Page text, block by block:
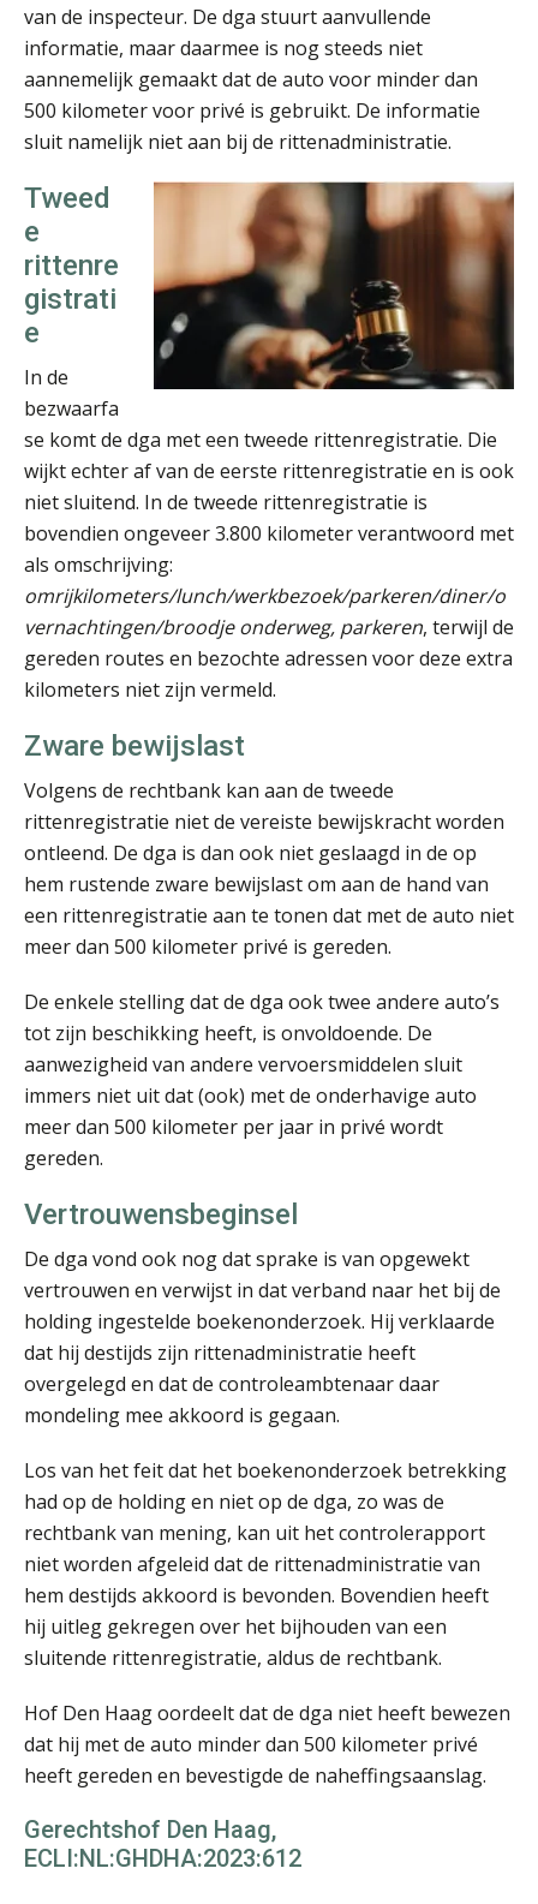
van de inspecteur. De dga stuurt aanvullende
informatie, maar daarmee is nog steeds niet
aannemelijk gemaakt dat de auto voor minder dan
500 kilometer voor privé is gebruikt. De informatie
sluit namelijk niet aan bij de rittenadministratie.
Tweed
e
rittenre
gistrati
e
In de
bezwaarfa
se komt de dga met een tweede rittenregistratie. Die
wijkt echter af van de eerste rittenregistratie en is ook
niet sluitend. In de tweede rittenregistratie is
bovendien ongeveer 3.800 kilometer verantwoord met
als omschrijving:
omrijkilometers/lunch/werkbezoek/parkeren/diner/o
vernachtingen/broodje onderweg, parkeren, terwijl de
gereden routes en bezochte adressen voor deze extra
kilometers niet zijn vermeld.
Zware bewijslast
Volgens de rechtbank kan aan de tweede
rittenregistratie niet de vereiste bewijskracht worden
ontleend. De dga is dan ook niet geslaagd in de op
hem rustende zware bewijslast om aan de hand van
een rittenregistratie aan te tonen dat met de auto niet
meer dan 500 kilometer privé is gereden.
De enkele stelling dat de dga ook twee andere auto’s
tot zijn beschikking heeft, is onvoldoende. De
aanwezigheid van andere vervoersmiddelen sluit
immers niet uit dat (ook) met de onderhavige auto
meer dan 500 kilometer per jaar in privé wordt
gereden.
Vertrouwensbeginsel
De dga vond ook nog dat sprake is van opgewekt
vertrouwen en verwijst in dat verband naar het bij de
holding ingestelde boekenonderzoek. Hij verklaarde
dat hij destijds zijn rittenadministratie heeft
overgelegd en dat de controleambtenaar daar
mondeling mee akkoord is gegaan.
Los van het feit dat het boekenonderzoek betrekking
had op de holding en niet op de dga, zo was de
rechtbank van mening, kan uit het controlerapport
niet worden afgeleid dat de rittenadministratie van
hem destijds akkoord is bevonden. Bovendien heeft
hij uitleg gekregen over het bijhouden van een
sluitende rittenregistratie, aldus de rechtbank.
Hof Den Haag oordeelt dat de dga niet heeft bewezen
dat hij met de auto minder dan 500 kilometer privé
heeft gereden en bevestigde de naheffingsaanslag.
Gerechtshof Den Haag,
ECLI:NL:GHDHA:2023:612
Almer de Beer
Teunis van den Berg
Erik van Toledo
Ognjen Soldat
Joost Severs
Martijn Paping
Matthijs van Keulen